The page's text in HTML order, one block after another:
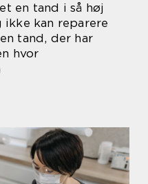
en tand i så høj
kan reparere
tand, der har
hvor